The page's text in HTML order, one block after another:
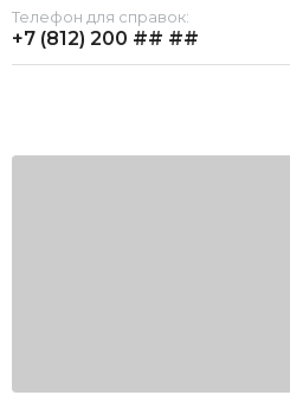
Телефон для справок:
+7 (812) 200 ## ##